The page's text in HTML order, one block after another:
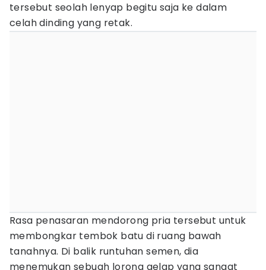
tersebut seolah lenyap begitu saja ke dalam
celah dinding yang retak.
Rasa penasaran mendorong pria tersebut untuk
membongkar tembok batu di ruang bawah
tanahnya. Di balik runtuhan semen, dia
menemukan sebuah lorong gelap yang sangat